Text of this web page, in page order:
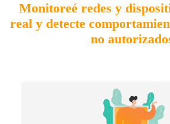
Monitoreé redes y
real y detecte
no